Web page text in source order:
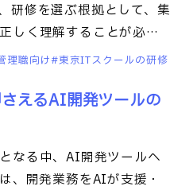
研修を選ぶ根拠として、集
しく理解することが必要
理職向け 東京ITスクールの研修
えるAI開発ツールの
なる中、AI開発ツールへ
、開発業務をAIが支援・